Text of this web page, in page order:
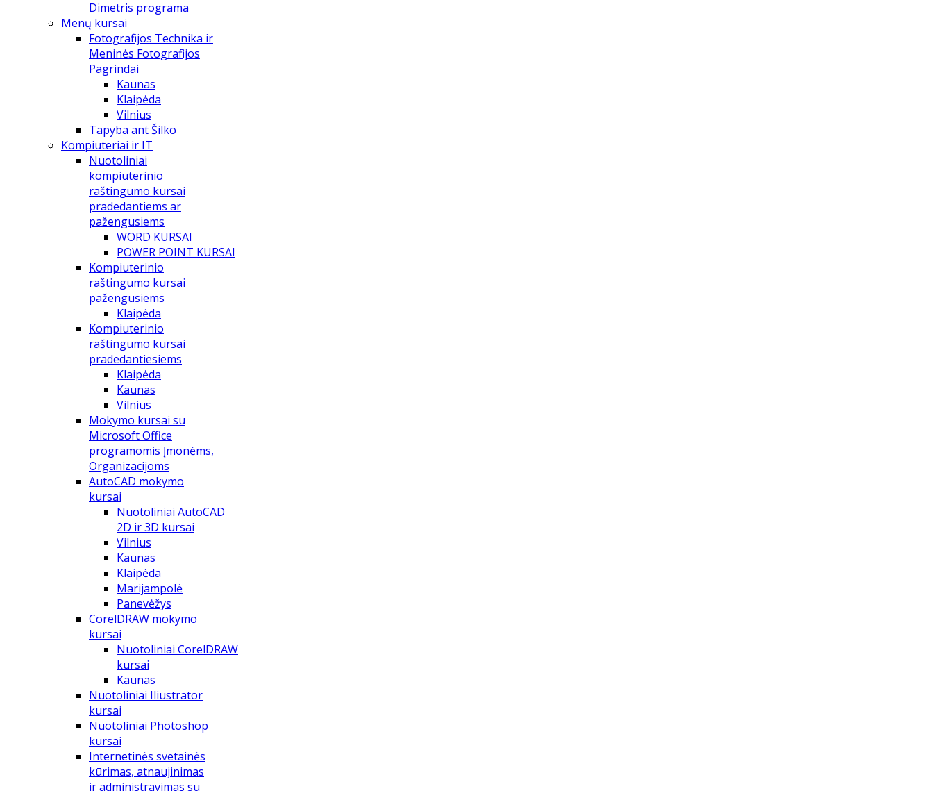
Dimetris programa
Menų kursai
Fotografijos Technika ir
Meninės Fotografijos
Pagrindai
Kaunas
Klaipėda
Vilnius
Tapyba ant Šilko
Kompiuteriai ir IT
Nuotoliniai
kompiuterinio
raštingumo kursai
pradedantiems ar
pažengusiems
WORD KURSAI
POWER POINT KURSAI
Kompiuterinio
raštingumo kursai
pažengusiems
Klaipėda
Kompiuterinio
raštingumo kursai
pradedantiesiems
Klaipėda
Kaunas
Vilnius
Mokymo kursai su
Microsoft Office
programomis Įmonėms,
Organizacijoms
AutoCAD mokymo
kursai
Nuotoliniai AutoCAD
2D ir 3D kursai
Vilnius
Kaunas
Klaipėda
Marijampolė
Panevėžys
CorelDRAW mokymo
kursai
Nuotoliniai CorelDRAW
kursai
Kaunas
Nuotoliniai Iliustrator
kursai
Nuotoliniai Photoshop
kursai
Internetinės svetainės
kūrimas, atnaujinimas
ir administravimas su